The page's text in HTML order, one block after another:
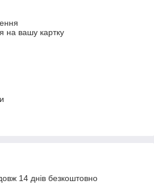
на вашу картку
14 днів безкоштовно